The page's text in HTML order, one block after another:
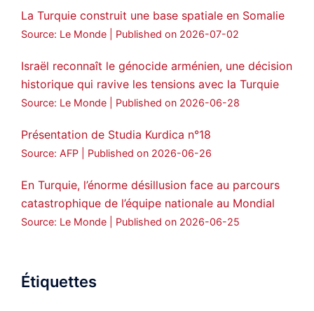
La Turquie construit une base spatiale en Somalie
Source: Le Monde Published on 2026-07-02
Israël reconnaît le génocide arménien, une décision
historique qui ravive les tensions avec la Turquie
Source: Le Monde Published on 2026-06-28
Présentation de Studia Kurdica n°18
Source: AFP Published on 2026-06-26
En Turquie, l’énorme désillusion face au parcours
catastrophique de l’équipe nationale au Mondial
Source: Le Monde Published on 2026-06-25
Étiquettes